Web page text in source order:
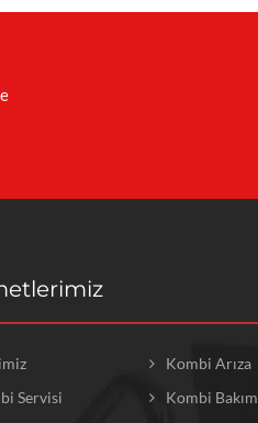
Kombi Arıza
Servisi
Kombi Bakım